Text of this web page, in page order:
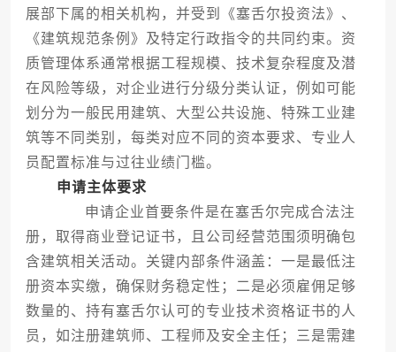
展部下属的相关机构，并受到《塞舌尔投资法》、
《建筑规范条例》及特定行政指令的共同约束。资
质管理体系通常根据工程规模、技术复杂程度及潜
在风险等级，对企业进行分级分类认证，例如可能
划分为一般民用建筑、大型公共设施、特殊工业建
筑等不同类别，每类对应不同的资本要求、专业人
员配置标准与过往业绩门槛。
申请主体要求
申请企业首要条件是在塞舌尔完成合法注
册，取得商业登记证书，且公司经营范围须明确包
含建筑相关活动。关键内部条件涵盖：一是最低注
册资本实缴，确保财务稳定性；二是必须雇佣足够
数量的、持有塞舌尔认可的专业技术资格证书的人
员，如注册建筑师、工程师及安全主任；三是需建